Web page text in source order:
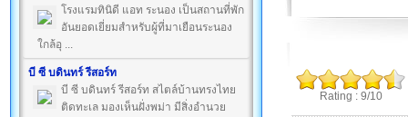
โรงแรมทินิดี แอท ระนอง เป็นสถานที่พัก
อันยอดเยี่ยมสำหรับผู้ที่มาเยือนระนอง
ใกล้อุ ...
บี ซี บดินทร์ รีสอร์ท
บี ซี บดินทร์ รีสอร์ท สไตล์บ้านทรงไทย
ติดทะเล มองเห็นฝั่งพม่า มีสิ่งอำนวย
Rating : 9/10